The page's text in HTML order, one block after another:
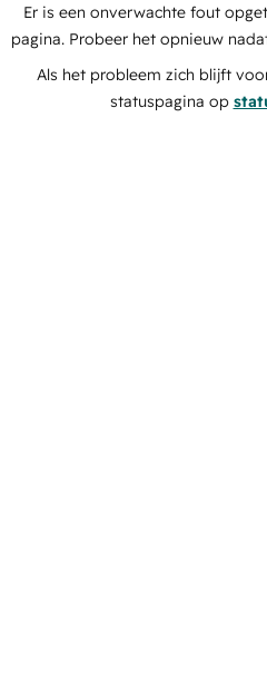
Er is een onverwachte fout
pagina. Probeer het opnieuw
Als het probleem zich blijft
statuspagina op